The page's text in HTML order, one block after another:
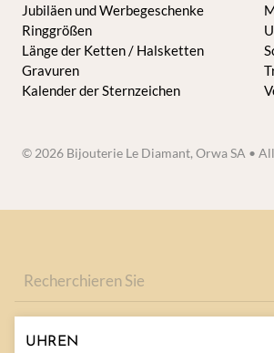
Jubiläen und Werbegeschenke
Ringgrößen
Länge der Ketten / Halsketten
Gravuren
Kalender der Sternzeichen
© 2026 Bijouterie Le Diamant, Orwa SA •
suchen
UHREN